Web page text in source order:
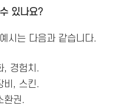
있나요?
시는 다음과 같습니다.
, 경험치.
비, 스킨.
환권.